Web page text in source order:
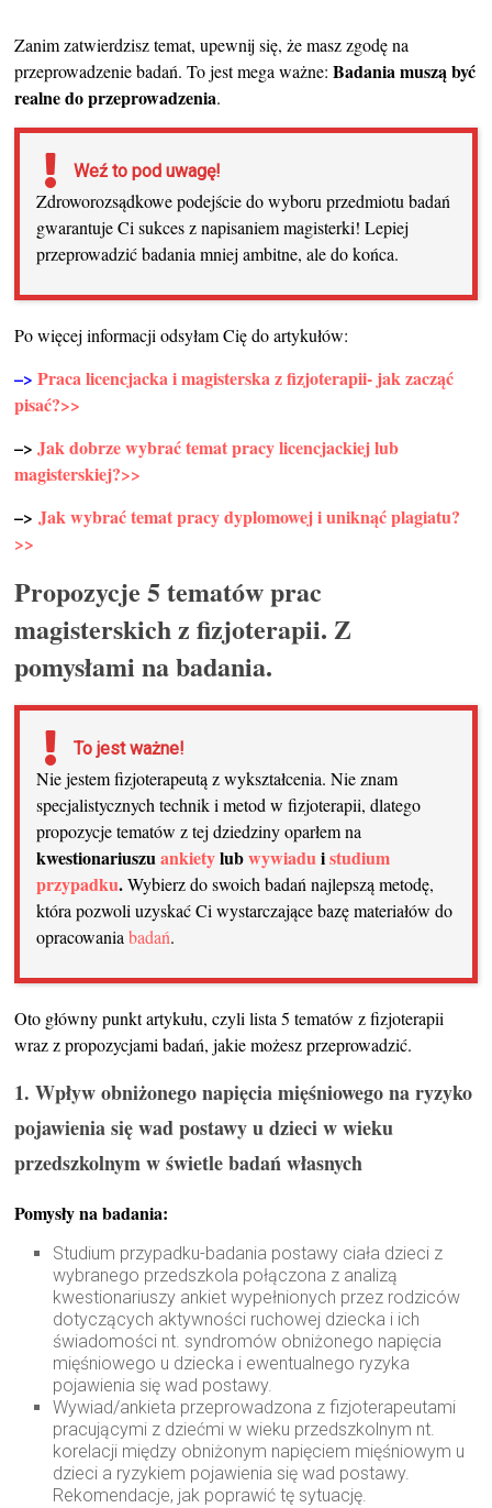
Zanim zatwierdzisz temat, upewnij się, że masz zgodę na
przeprowadzenie badań. To jest mega ważne:Badania muszą być
realne do przeprowadzenia.
Weź to pod uwagę!
Zdroworozsądkowe podejście do wyboru przedmiotu badań
gwarantuje Ci sukces z napisaniem magisterki! Lepiej
przeprowadzić badania mniej ambitne, ale do końca.
Po więcej informacji odsyłam Cię do artykułów:
–> Praca licencjacka i magisterska z fizjoterapii- jak zacząć
pisać?>>
–>Jak dobrze wybrać temat pracy licencjackiej lub
magisterskiej?>>
–>Jak wybrać temat pracy dyplomowej i uniknąć plagiatu?
>>
Propozycje 5 tematów prac
magisterskich z fizjoterapii. Z
pomysłami na badania.
To jest ważne!
Nie jestem fizjoterapeutą z wykształcenia. Nie znam
specjalistycznych technik i metod w fizjoterapii, dlatego
propozycje tematów z tej dziedziny oparłem na
kwestionariuszuankietylubwywiaduistudium
przypadku.Wybierz do swoich badań najlepszą metodę,
która pozwoli uzyskać Ci wystarczające bazę materiałów do
opracowaniabadań.
Oto główny punkt artykułu, czyli lista 5 tematów z fizjoterapii
wraz z propozycjami badań, jakie możesz przeprowadzić.
1. Wpływ obniżonego napięcia mięśniowego na ryzyko
pojawienia się wad postawy u dzieci w wieku
przedszkolnym w świetle badań własnych
Pomysły na badania:
Studium przypadku-badania postawy ciała dzieci z
wybranego przedszkola połączona z analizą
kwestionariuszy ankiet wypełnionych przez rodziców
dotyczących aktywności ruchowej dziecka i ich
świadomości nt. syndromów obniżonego napięcia
mięśniowego u dziecka i ewentualnego ryzyka
pojawienia się wad postawy.
Wywiad/ankieta przeprowadzona z fizjoterapeutami
pracującymi z dziećmi w wieku przedszkolnym nt.
korelacji między obniżonym napięciem mięśniowym u
dzieci a ryzykiem pojawienia się wad postawy.
Rekomendacje, jak poprawić tę sytuację.